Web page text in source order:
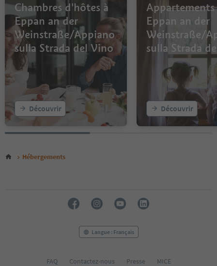
Chambres d'hôtes à
Eppan an der
Weinstraße/Appiano
sulla Strada del Vino
Découvrir
Appartements
Eppan an der
Weinstraße/
sulla Strada
Découvrir
Hébergements
Langue : Français
FAQ Contactez-nous Presse
MICE